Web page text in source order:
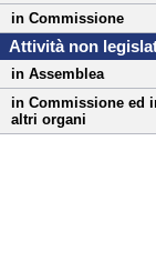
in Commissione
Attività non
in Assemblea
in Commissione ed
altri organi